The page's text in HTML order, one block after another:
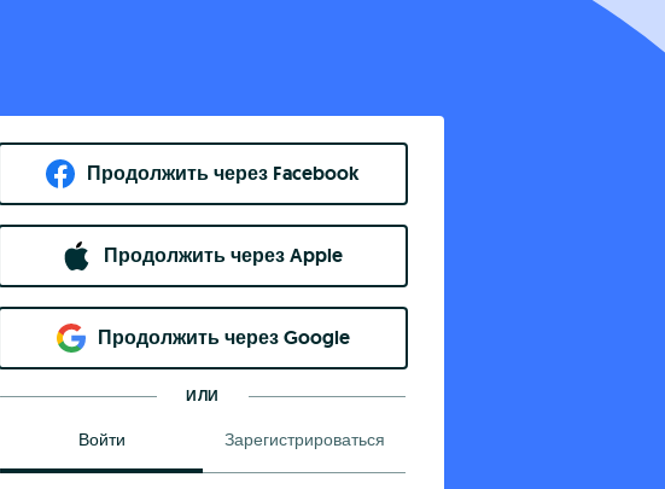
Продолжить через Facebook
Продолжить через Apple
Продолжить через Google
ИЛИ
Войти Зарегистрироваться